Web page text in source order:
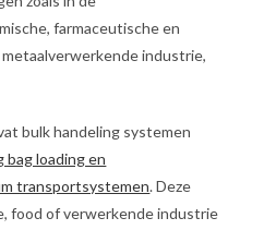
farmaceutische en
industrie,
bulk handeling systemen
bag loading en
transportsystemen. Deze
food of verwerkende industrie